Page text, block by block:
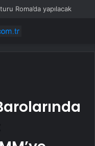
Roma’da yapılacak